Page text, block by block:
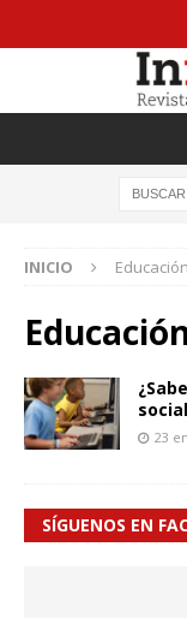
INICIO
23
SÍGUENOS EN